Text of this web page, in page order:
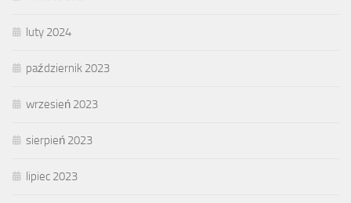
luty 2024
październik 2023
wrzesień 2023
sierpień 2023
lipiec 2023